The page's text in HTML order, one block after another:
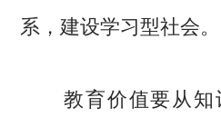
系，建设学习型社会。
教育价值要从知